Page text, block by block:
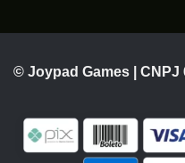
© Joypad Games | CNPJ